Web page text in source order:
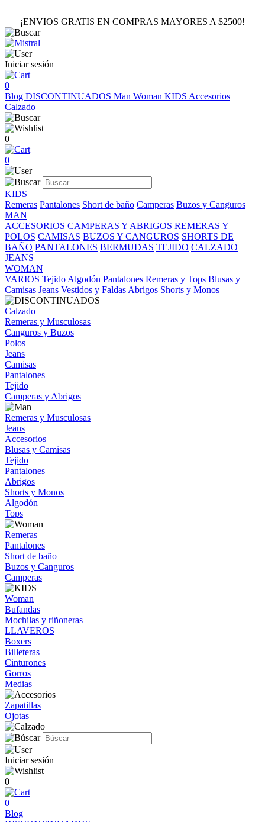
¡ENVIOS GRATIS EN COMPRAS MAYORES A $2500!
Iniciar sesión
0
Blog DISCONTINUADOS Man Woman KIDS Accesorios
Calzado
0
0
KIDS
Remeras Pantalones Short de baño Camperas Buzos y Canguros
MAN
ACCESORIOS CAMPERAS Y ABRIGOS REMERAS Y
POLOS CAMISAS BUZOS Y CANGUROS SHORTS DE
BAÑO PANTALONES BERMUDAS TEJIDO CALZADO
JEANS
WOMAN
VARIOS Tejido Algodón Pantalones Remeras y Tops Blusas y
Camisas Jeans Vestidos y Faldas Abrigos Shorts y Monos
Calzado
Remeras y Musculosas
Canguros y Buzos
Polos
Jeans
Camisas
Pantalones
Tejido
Camperas y Abrigos
Remeras y Musculosas
Jeans
Accesorios
Blusas y Camisas
Tejido
Pantalones
Abrigos
Shorts y Monos
Algodón
Tops
Remeras
Pantalones
Short de baño
Buzos y Canguros
Camperas
Woman
Bufandas
Mochilas y riñoneras
LLAVEROS
Boxers
Billeteras
Cinturones
Gorros
Medias
Zapatillas
Ojotas
Iniciar sesión
0
0
Blog